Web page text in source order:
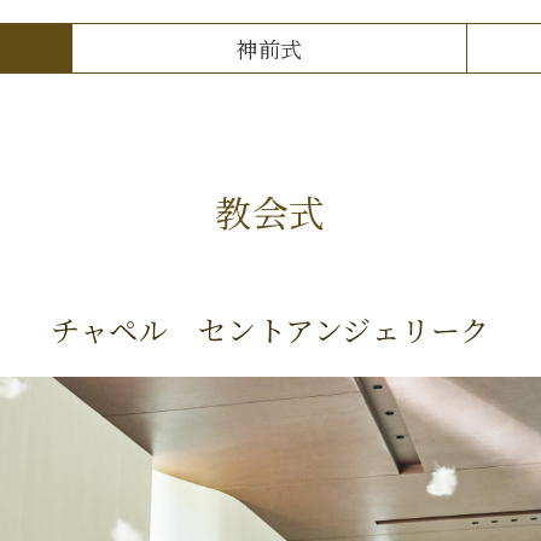
神前式
教会式
チャペル セントアンジェリーク